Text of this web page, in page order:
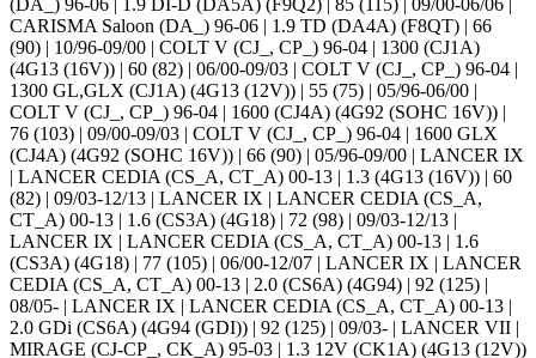
CARISMA Saloon (DA_) 96-06 | 1.9 TD (DA4A) (F8QT) | 66
(90) | 10/96-09/00 | COLT V (CJ_, CP_) 96-04 | 1300 (CJ1A)
(4G13 (16V)) | 60 (82) | 06/00-09/03 | COLT V (CJ_, CP_) 96-04 |
1300 GL,GLX (CJ1A) (4G13 (12V)) | 55 (75) | 05/96-06/00 |
COLT V (CJ_, CP_) 96-04 | 1600 (CJ4A) (4G92 (SOHC 16V)) |
76 (103) | 09/00-09/03 | COLT V (CJ_, CP_) 96-04 | 1600 GLX
(CJ4A) (4G92 (SOHC 16V)) | 66 (90) | 05/96-09/00 | LANCER IX
| LANCER CEDIA (CS_A, CT_A) 00-13 | 1.3 (4G13 (16V)) | 60
(82) | 09/03-12/13 | LANCER IX | LANCER CEDIA (CS_A,
CT_A) 00-13 | 1.6 (CS3A) (4G18) | 72 (98) | 09/03-12/13 |
LANCER IX | LANCER CEDIA (CS_A, CT_A) 00-13 | 1.6
(CS3A) (4G18) | 77 (105) | 06/00-12/07 | LANCER IX | LANCER
CEDIA (CS_A, CT_A) 00-13 | 2.0 (CS6A) (4G94) | 92 (125) |
08/05- | LANCER IX | LANCER CEDIA (CS_A, CT_A) 00-13 |
2.0 GDi (CS6A) (4G94 (GDI)) | 92 (125) | 09/03- | LANCER VII |
MIRAGE (CJ-CP_, CK_A) 95-03 | 1.3 12V (CK1A) (4G13 (12V))